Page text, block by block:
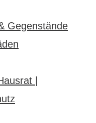
Gegenstände
|